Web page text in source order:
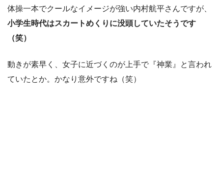
体操一本でクールなイメージが強い内村航平さんですが、
小学生時代はスカートめくりに没頭していたそうです
（笑）
動きが素早く、女子に近づくのが上手で『神業』と言われ
ていたとか。かなり意外ですね（笑）